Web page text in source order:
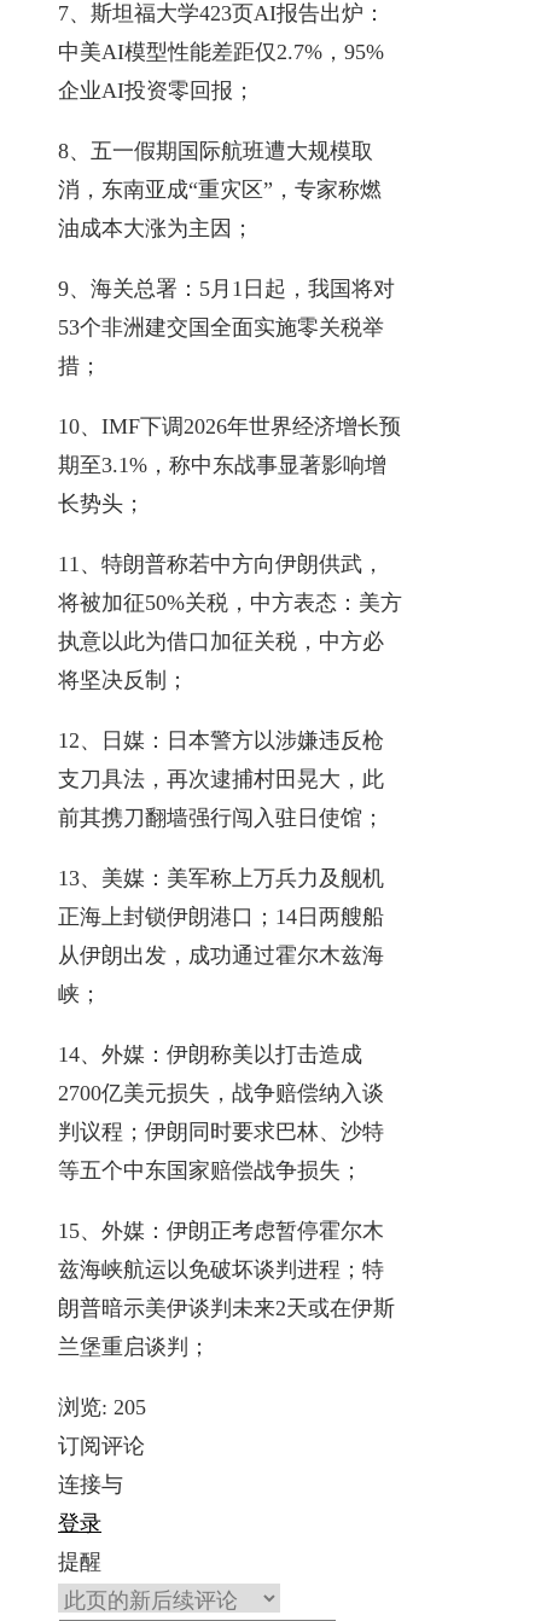
7、斯坦福大学423页AI报告出炉：
中美AI模型性能差距仅2.7%，95%
企业AI投资零回报；
8、五一假期国际航班遭大规模取
消，东南亚成“重灾区”，专家称燃
油成本大涨为主因；
9、海关总署：5月1日起，我国将对
53个非洲建交国全面实施零关税举
措；
10、IMF下调2026年世界经济增长预
期至3.1%，称中东战事显著影响增
长势头；
11、特朗普称若中方向伊朗供武，
将被加征50%关税，中方表态：美方
执意以此为借口加征关税，中方必
将坚决反制；
12、日媒：日本警方以涉嫌违反枪
支刀具法，再次逮捕村田晃大，此
前其携刀翻墙强行闯入驻日使馆；
13、美媒：美军称上万兵力及舰机
正海上封锁伊朗港口；14日两艘船
从伊朗出发，成功通过霍尔木兹海
峡；
14、外媒：伊朗称美以打击造成
2700亿美元损失，战争赔偿纳入谈
判议程；伊朗同时要求巴林、沙特
等五个中东国家赔偿战争损失；
15、外媒：伊朗正考虑暂停霍尔木
兹海峡航运以免破坏谈判进程；特
朗普暗示美伊谈判未来2天或在伊斯
兰堡重启谈判；
浏览: 205
订阅评论
连接与
登录
提醒